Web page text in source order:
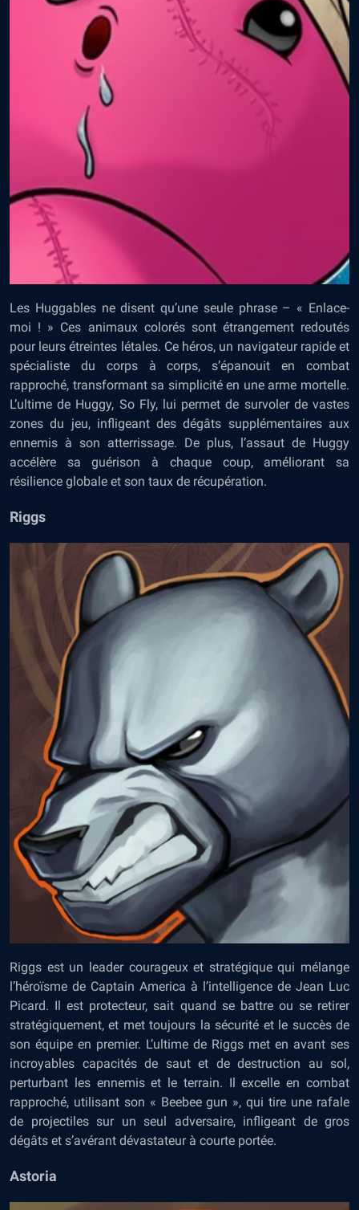
Les Huggables ne disent qu’une seule phrase – « Enlace-
moi ! » Ces animaux colorés sont étrangement redoutés
pour leurs étreintes létales. Ce héros, un navigateur rapide et
spécialiste du corps à corps, s’épanouit en combat
rapproché, transformant sa simplicité en une arme mortelle.
L’ultime de Huggy, So Fly, lui permet de survoler de vastes
zones du jeu, infligeant des dégâts supplémentaires aux
ennemis à son atterrissage. De plus, l’assaut de Huggy
accélère sa guérison à chaque coup, améliorant sa
résilience globale et son taux de récupération.
Riggs
Riggs est un leader courageux et stratégique qui mélange
l’héroïsme de Captain America à l’intelligence de Jean Luc
Picard. Il est protecteur, sait quand se battre ou se retirer
stratégiquement, et met toujours la sécurité et le succès de
son équipe en premier. L’ultime de Riggs met en avant ses
incroyables capacités de saut et de destruction au sol,
perturbant les ennemis et le terrain. Il excelle en combat
rapproché, utilisant son « Beebee gun », qui tire une rafale
de projectiles sur un seul adversaire, infligeant de gros
dégâts et s’avérant dévastateur à courte portée.
Astoria